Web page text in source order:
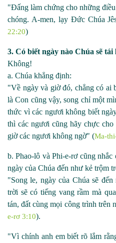
"Đấng làm chứng cho những
chóng. A-men, lạy Đức Chúa
22:20)
3. Có biết ngày nào Chúa sẽ
Không!
a. Chúa khẳng định:
"Về ngày và giờ đó, chẳng có ai
là Con cũng vậy, song chỉ một
thức vì các ngươi không biết
thì các ngươi cũng hãy chực
giờ các ngươi không ngờ" (Ma-
b. Phao-lô và Phi-e-rơ cũng nhắc
ngày của Chúa đến như kẻ trộm
"Song le, ngày của Chúa sẽ
trời sẽ có tiếng vangrầm mà
tán, đất cùng mọi công trình trên
e-rơ 3:10).
"Vì chính anh em biết rõ lắm